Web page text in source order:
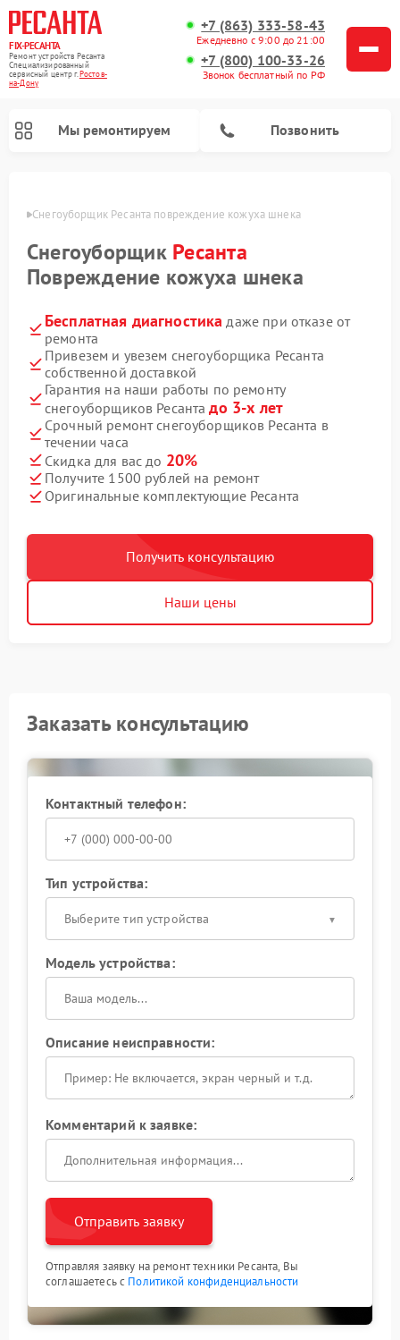
FIX-РЕСАНТА
Ремонт устройств Ресанта
Специализированный
cервисный центр г.Ростов-
на-Дону
+7 (863) 333-58-43
Ежедневно с 9:00 до 21:00
+7 (800) 100-33-26
Звонок бесплатный по РФ
Мы ремонтируем Позвонить
Снегоуборщик Ресанта повреждение кожуха шнека
Снегоуборщик Ресанта
Повреждение кожуха шнека
Бесплатная диагностика даже при отказе от
ремонта
Привезем и увезем снегоуборщика Ресанта
собственной доставкой
Гарантия на наши работы по ремонту
снегоуборщиков Ресантадо 3-х лет
Срочный ремонт снегоуборщиков Ресанта в
течении часа
Скидка для вас до 20%
Получите 1500 рублей на ремонт
Оригинальные комплектующие Ресанта
Получить консультацию
Наши цены
Заказать консультацию
Контактный телефон:
Тип устройства:
Выберите тип устройства
Модель устройства:
Описание неисправности:
Комментарий к заявке:
Отправить заявку
Отправляя заявку на ремонт техники Ресанта, Вы
соглашаетесь с Политикой конфиденциальности